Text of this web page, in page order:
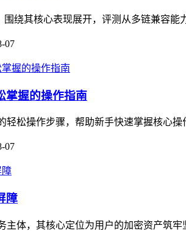
围绕其核心表现展开，评测从多链兼容
07
掌握的操作指南
轻松操作步骤，帮助新手快速掌握核心
07
障
主体，其核心定位为用户的加密资产筑